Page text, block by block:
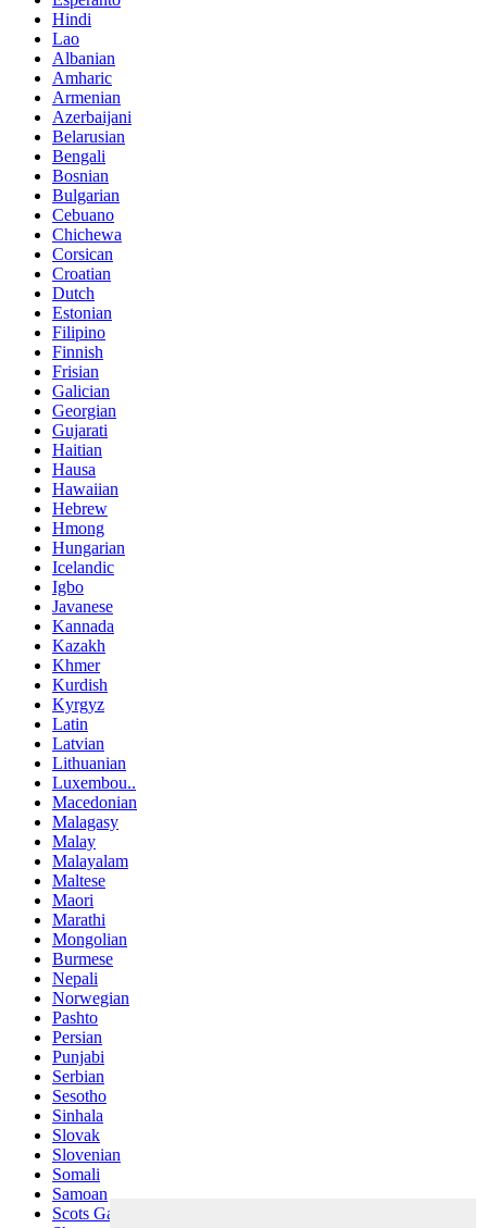
Hindi
Lao
Albanian
Amharic
Armenian
Azerbaijani
Belarusian
Bengali
Bosnian
Bulgarian
Cebuano
Chichewa
Corsican
Croatian
Dutch
Estonian
Filipino
Finnish
Frisian
Galician
Georgian
Gujarati
Haitian
Hausa
Hawaiian
Hebrew
Hmong
Hungarian
Icelandic
Igbo
Javanese
Kannada
Kazakh
Khmer
Kurdish
Kyrgyz
Latin
Latvian
Lithuanian
Luxembou..
Macedonian
Malagasy
Malay
Malayalam
Maltese
Maori
Marathi
Mongolian
Burmese
Nepali
Norwegian
Pashto
Persian
Punjabi
Serbian
Sesotho
Sinhala
Slovak
Slovenian
Somali
Samoan
Scots Gaelic